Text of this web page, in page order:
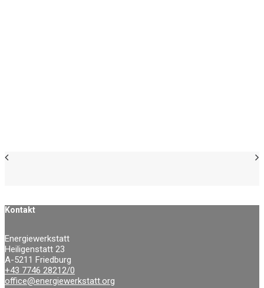
Kontakt
Energiewerkstatt
Heiligenstatt 23
A-5211 Friedburg
+43 7746 28212/0
office@energiewerkstatt.org